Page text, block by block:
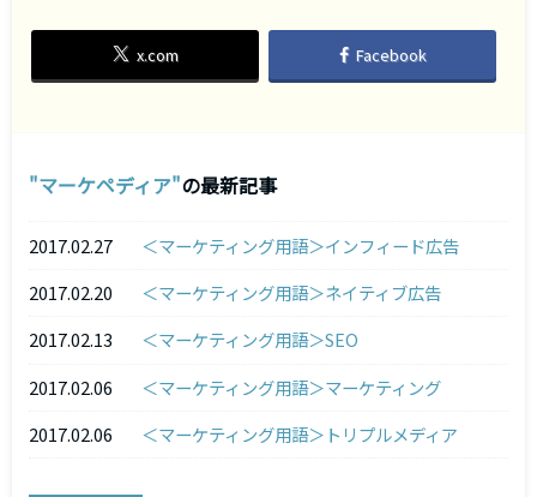
x.com Facebook
マーケペディア の最新記事
2017.02.27
＜マーケティング用語＞インフィード広告
2017.02.20
＜マーケティング用語＞ネイティブ広告
2017.02.13
＜マーケティング用語＞SEO
2017.02.06
＜マーケティング用語＞マーケティング
2017.02.06
＜マーケティング用語＞トリプルメディア